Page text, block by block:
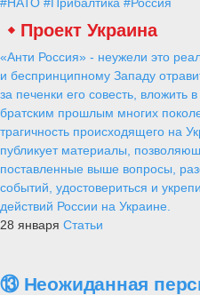
Проект Украина
«Анти Россия» - неужели это
и беспринципному Западу
за печенки его совесть,
братским прошлым многих
трагичность происходящего на
публикует материалы,
поставленные выше вопросы,
событий, удостовериться и
действий России на Украине.
28 января Статьи
⑬ Неожиданная